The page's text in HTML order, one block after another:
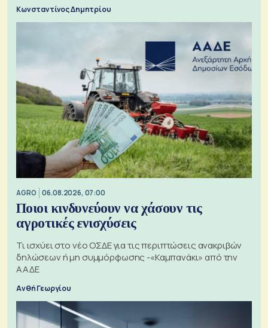
Κωνσταντίνος Δημητρίου
AGRO 06.08.2026, 07:00
Ποιοι κινδυνεύουν να χάσουν τις
αγροτικές ενισχύσεις
Τι ισχύει στο νέο ΟΣΔΕ για τις περιπτώσεις ανακριβών
δηλώσεων ή μη συμμόρφωσης -«Καμπανάκι» από την
ΑΑΔΕ
Ανθή Γεωργίου